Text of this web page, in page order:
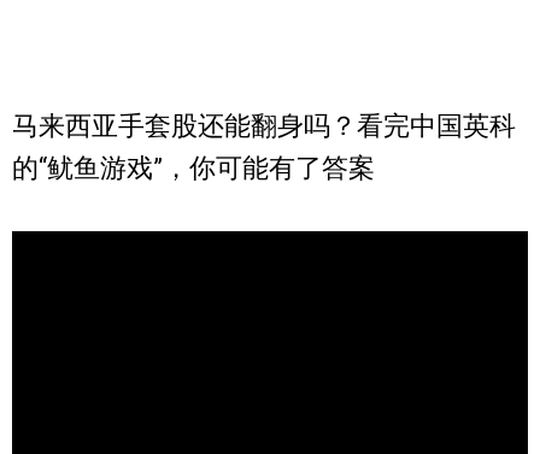
马来西亚手套股还能翻身吗？看完中国英科
的“鱿鱼游戏”，你可能有了答案